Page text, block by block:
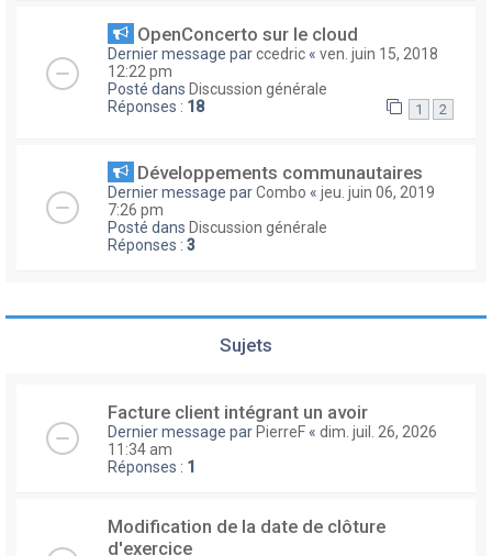
OpenConcerto sur le cloud
Dernier message parccedric « ven. juin 15, 2018
12:22 pm
Posté dans Discussion générale
Réponses : 18 1 2
Développements communautaires
Dernier message parCombo « jeu. juin 06, 2019
7:26 pm
Posté dans Discussion générale
Réponses : 3
Sujets
Facture client intégrant un avoir
Dernier message parPierreF « dim. juil. 26, 2026
11:34 am
Réponses : 1
Modification de la date de clôture
d'exercice